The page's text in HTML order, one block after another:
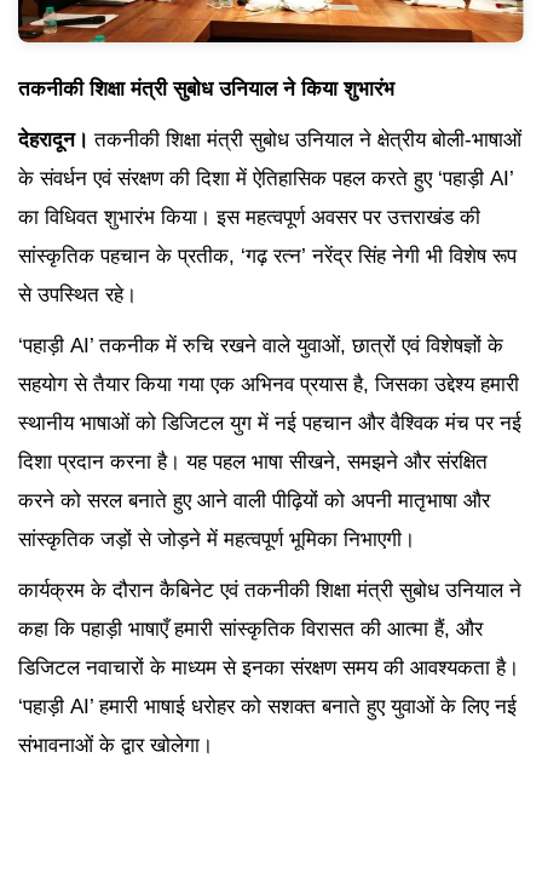
तकनीकी शिक्षा मंत्री सुबोध उनियाल ने किया शुभारंभ
देहरादून। तकनीकी शिक्षा मंत्री सुबोध उनियाल ने क्षेत्रीय बोली-भाषाओं
के संवर्धन एवं संरक्षण की दिशा में ऐतिहासिक पहल करते हुए ‘पहाड़ी AI’
का विधिवत शुभारंभ किया। इस महत्वपूर्ण अवसर पर उत्तराखंड की
सांस्कृतिक पहचान के प्रतीक, ‘गढ़ रत्न’ नरेंद्र सिंह नेगी भी विशेष रूप
से उपस्थित रहे।
‘पहाड़ी AI’ तकनीक में रुचि रखने वाले युवाओं, छात्रों एवं विशेषज्ञों के
सहयोग से तैयार किया गया एक अभिनव प्रयास है, जिसका उद्देश्य हमारी
स्थानीय भाषाओं को डिजिटल युग में नई पहचान और वैश्विक मंच पर नई
दिशा प्रदान करना है। यह पहल भाषा सीखने, समझने और संरक्षित
करने को सरल बनाते हुए आने वाली पीढ़ियों को अपनी मातृभाषा और
सांस्कृतिक जड़ों से जोड़ने में महत्वपूर्ण भूमिका निभाएगी।
कार्यक्रम के दौरान कैबिनेट एवं तकनीकी शिक्षा मंत्री सुबोध उनियाल ने
कहा कि पहाड़ी भाषाएँ हमारी सांस्कृतिक विरासत की आत्मा हैं, और
डिजिटल नवाचारों के माध्यम से इनका संरक्षण समय की आवश्यकता है।
‘पहाड़ी AI’ हमारी भाषाई धरोहर को सशक्त बनाते हुए युवाओं के लिए नई
संभावनाओं के द्वार खोलेगा।